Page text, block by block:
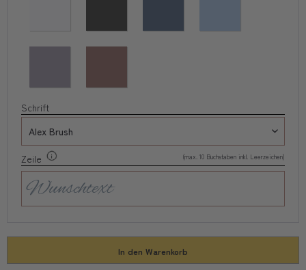
Schrift
Zeile (max. 10 Buchstaben inkl. Leerzeichen)
In den Warenkorb